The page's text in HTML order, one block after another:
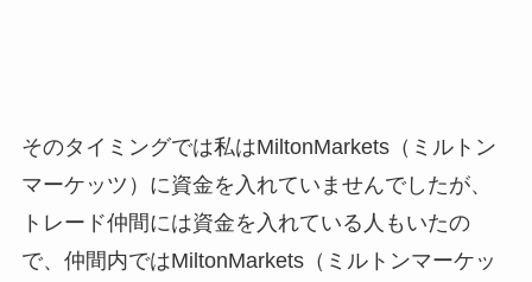
そのタイミングでは私はMiltonMarkets（ミルトン
マーケッツ）に資金を入れていませんでしたが、
トレード仲間には資金を入れている人もいたの
で、仲間内ではMiltonMarkets（ミルトンマーケッ